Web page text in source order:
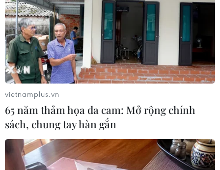
TIN LIÊN QUAN
vietnamplus.vn
65 năm thảm họa da cam: Mở rộng chính
sách, chung tay hàn gắn